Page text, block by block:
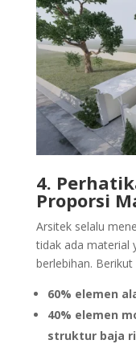
4.
Proporsi
Arsitek selalu
tidak ada material
berlebihan.
60% elemen
40% elemen
struktur baja